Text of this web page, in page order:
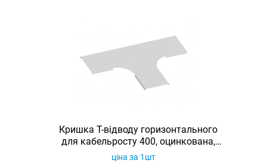
Кришка Т-відводу горизонтального
для кабельросту 400, оцинкована,
Ardic
ціна за 1шт